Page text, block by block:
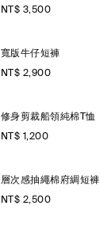
NT$ 3,500
寬版牛仔短褲
NT$ 2,900
修身剪裁船領純棉T恤
NT$ 1,200
層次感抽繩棉府綢短褲
NT$ 2,500